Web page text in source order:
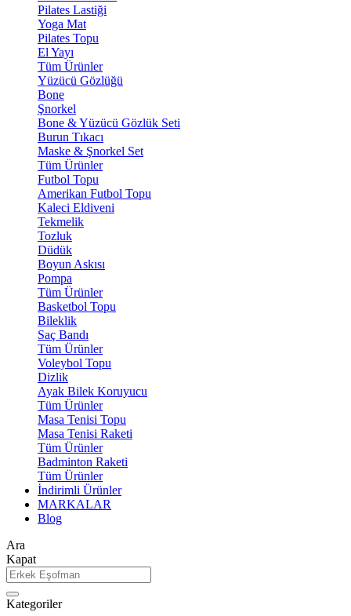
Pilates Lastiği
Yoga Mat
Pilates Topu
El Yayı
Tüm Ürünler
Yüzücü Gözlüğü
Bone
Şnorkel
Bone & Yüzücü Gözlük Seti
Burun Tıkacı
Maske & Şnorkel Set
Tüm Ürünler
Futbol Topu
Amerikan Futbol Topu
Kaleci Eldiveni
Tekmelik
Tozluk
Düdük
Boyun Askısı
Pompa
Tüm Ürünler
Basketbol Topu
Bileklik
Saç Bandı
Tüm Ürünler
Voleybol Topu
Dizlik
Ayak Bilek Koruyucu
Tüm Ürünler
Masa Tenisi Topu
Masa Tenisi Raketi
Tüm Ürünler
Badminton Raketi
Tüm Ürünler
İndirimli Ürünler
MARKALAR
Blog
Ara
Kapat
Kategoriler